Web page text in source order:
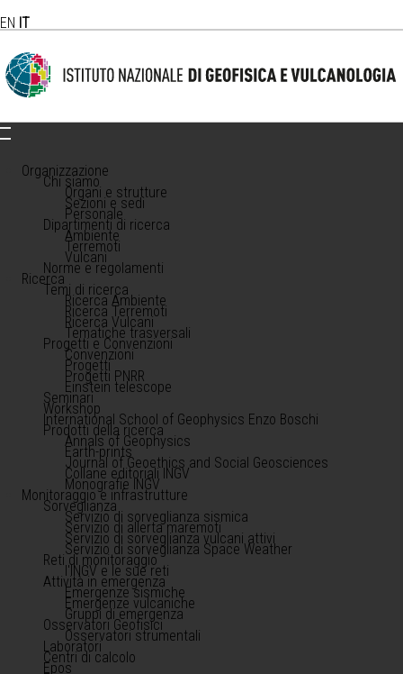
EN IT
Organizzazione
Chi siamo
Organi e strutture
Sezioni e sedi
Personale
Dipartimenti di ricerca
Ambiente
Terremoti
Vulcani
Norme e regolamenti
Ricerca
Temi di ricerca
Ricerca Ambiente
Ricerca Terremoti
Ricerca Vulcani
Tematiche trasversali
Progetti e Convenzioni
Convenzioni
Progetti
Progetti PNRR
Einstein telescope
Seminari
Workshop
International School of Geophysics Enzo Boschi
Prodotti della ricerca
Annals of Geophysics
Earth-prints
Journal of Geoethics and Social Geosciences
Collane editoriali INGV
Monografie INGV
Monitoraggio e infrastrutture
Sorveglianza
Servizio di sorveglianza sismica
Servizio di allerta maremoti
Servizio di sorveglianza vulcani attivi
Servizio di sorveglianza Space Weather
Reti di monitoraggio
l'INGV e le sue reti
Attività in emergenza
Emergenze sismiche
Emergenze vulcaniche
Gruppi di emergenza
Osservatori Geofisici
Osservatori strumentali
Laboratori
Centri di calcolo
Epos